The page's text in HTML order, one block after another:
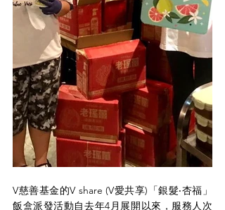
V慈善基金的V share (V愛共享)「銀髮‧杏福」
飯盒派發活動自去年4月展開以來，服務人次